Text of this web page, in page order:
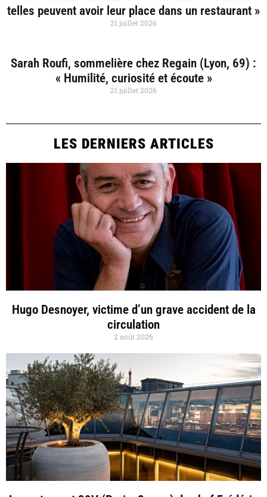
telles peuvent avoir leur place dans un restaurant »
21 juillet 2026
Sarah Roufi, sommelière chez Regain (Lyon, 69) :
« Humilité, curiosité et écoute »
21 juillet 2026
LES DERNIERS ARTICLES
Hugo Desnoyer, victime d’un grave accident de la
circulation
2 août 2026